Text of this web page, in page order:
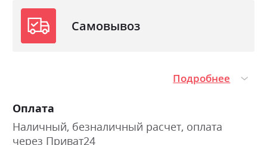
Самовывоз
Подробнее
Оплата
Наличный, безналичный расчет, оплата
через Приват24